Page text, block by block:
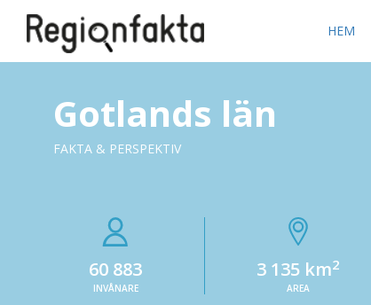
HEM
Gotlands län
FAKTA & PERSPEKTIV
60 883
INVÅNARE
3 135 km2
AREA